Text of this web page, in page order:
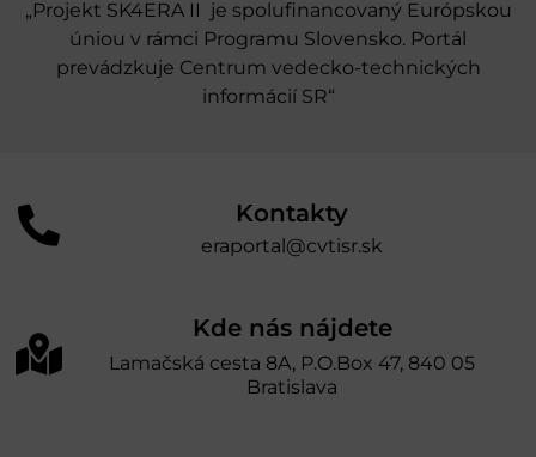
„Projekt SK4ERA II je spolufinancovaný Európskou
úniou v rámci Programu Slovensko. Portál
prevádzkuje Centrum vedecko-technických
informácií SR“
Kontakty
eraportal@cvtisr.sk
Kde nás nájdete
Lamačská cesta 8A, P.O.Box 47, 840 05
Bratislava